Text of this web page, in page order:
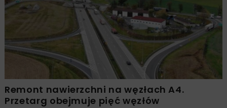
Remont nawierzchni na węzłach A4.
Przetarg obejmuje pięć węzłów